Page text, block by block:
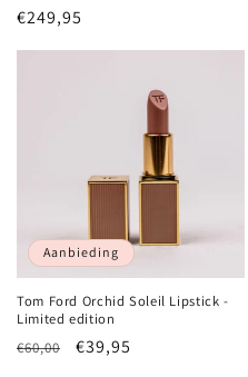
Normale
€249,95
Aanbieding
Tom Ford Orchid Soleil Lipstick -
Limited edition
Normale
€60,00 Aanbiedingsprijs
€39,95